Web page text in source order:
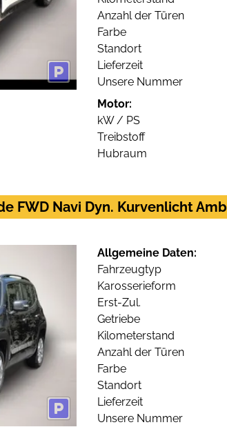
Anzahl der Türen
Farbe
Standort
Lieferzeit
Unsere Nummer
Motor:
kW / PS
Treibstoff
Hubraum
FWD Navi Dyn. Kurvenlicht Amb
Allgemeine Daten:
Fahrzeugtyp
Karosserieform
Erst-Zul.
Getriebe
Kilometerstand
Anzahl der Türen
Farbe
Standort
Lieferzeit
Unsere Nummer